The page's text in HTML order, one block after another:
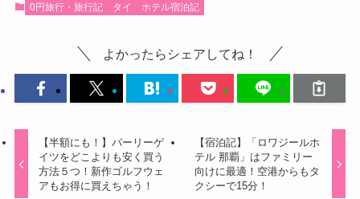
0円旅行・旅行記 タイ ホテル宿泊記
よかったらシェアしてね！
【半額にも！】パーリーゲ
イツをどこよりも安く買う
方法５つ！新作ゴルフウェ
アもお得に買えちゃう！
【宿泊記】「ロワジールホ
テル 那覇」はファミリー
向けに最適！空港からもタ
クシーで15分！